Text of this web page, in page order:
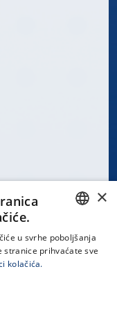
CROATIAN
×
u svrhe poboljšanja
stranice prihvaćate sve
kolačića.